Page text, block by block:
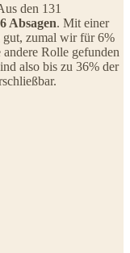
den 131
Absagen. Mit einer
gut, zumal wir für 6%
Rolle gefunden
also bis zu 36% der